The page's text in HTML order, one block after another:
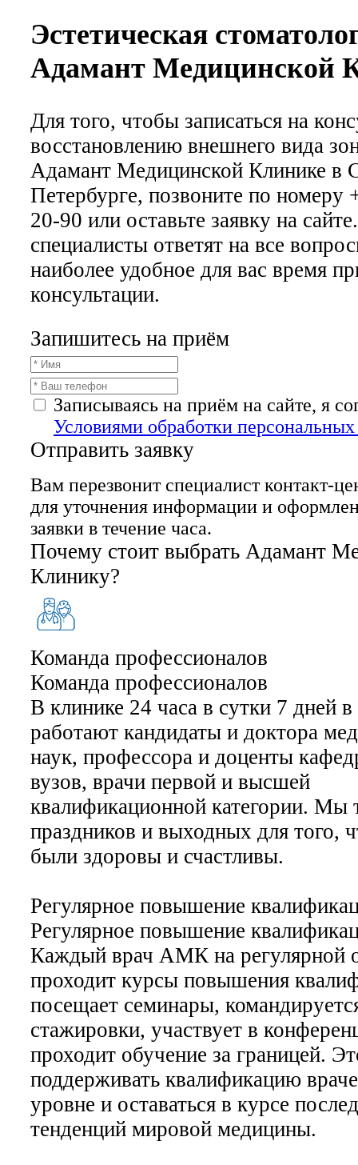
Эстетическая
Адамант Медицинской
Для того, чтобы записаться на
восстановлению внешнего вида
Адамант Медицинской Клинике в
Петербурге, позвоните по номеру
20-90 или оставьте заявку на
специалисты ответят на все
наиболее удобное для вас время
консультации.
Запишитесь на приём
Записываясь на приём на сайте, я
Условиями обработки
Отправить заявку
Вам перезвонит специалист контакт-
для уточнения информации и
заявки в течение часа.
Почему стоит выбрать Адамант
Клинику?
Команда профессионалов
Команда профессионалов
В клинике 24 часа в сутки 7 дней
работают кандидаты и доктора
наук, профессора и доценты
вузов, врачи первой и высшей
квалификационной категории. Мы
праздников и выходных для того,
были здоровы и счастливы.
Регулярное повышение
Регулярное повышение
Каждый врач АМК на регулярной
проходит курсы повышения
посещает семинары,
стажировки, участвует в
проходит обучение за границей.
поддерживать квалификацию
уровне и оставаться в курсе
тенденций мировой медицины.